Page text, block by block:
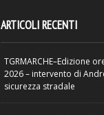
ARTICOLI RECENTI
TGRMARCHE–Edizione
2026 – intervento di
sicurezza stradale